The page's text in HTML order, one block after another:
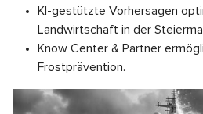
KI-gestützte Vorhersagen
Landwirtschaft in der
Know Center & Partner
Frostprävention.